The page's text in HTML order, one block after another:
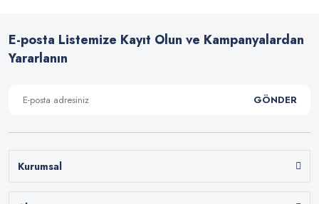
E-posta Listemize Kayıt Olun ve Kampanyalardan
Yararlanın
GÖNDER
Kurumsal